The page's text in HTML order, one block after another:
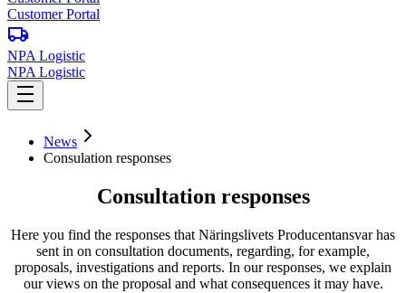
Customer Portal
NPA Logistic
NPA Logistic
News
Consulation responses
Consultation responses
Here you find the responses that Näringslivets Producentansvar has
sent in on consultation documents, regarding, for example,
proposals, investigations and reports. In our responses, we explain
our views on the proposal and what consequences it may have.